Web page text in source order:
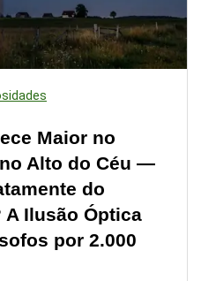
Maior no
Alto do Céu —
do
A Ilusão Óptica
por 2.000